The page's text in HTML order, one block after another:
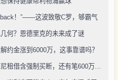
！”——这波致敬C罗，够霸气
何？恩德里克的未来成了谜
约金涨到6000万，这事靠谱吗？